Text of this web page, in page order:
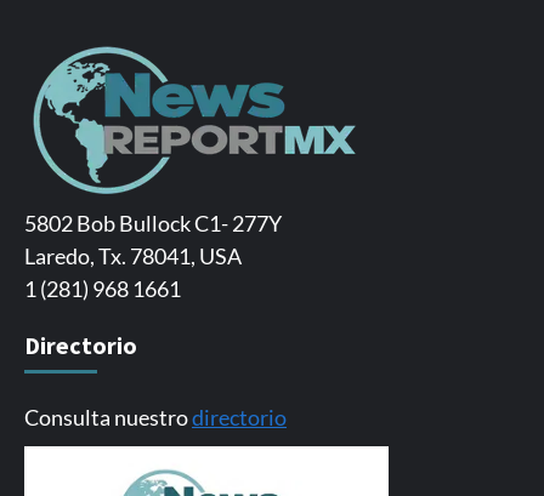
5802 Bob Bullock C1- 277Y
Laredo, Tx. 78041, USA
1 (281) 968 1661
Directorio
Consulta nuestrodirectorio